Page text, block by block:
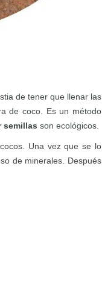
de tener que llenar las
de coco. Es un método
semillas son ecológicos.
Una vez que se lo
de minerales. Después